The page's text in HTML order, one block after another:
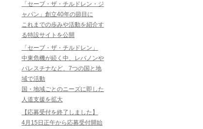
「セーブ・ザ・チルドレン・ジ
ャパン」創立40年の節目に
これまでの歩みや活動を紹介す
る特設サイトを公開
「セーブ・ザ・チルドレン」
中東危機が続く中、レバノンや
パレスチナなど、7つの国と地
域で活動
国・地域ごとのニーズに即した
人道支援を拡大
【応募受付を終了しました】
4月15日正午から応募受付開始